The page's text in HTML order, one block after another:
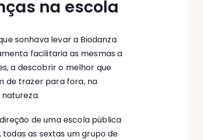
na escola
sonhava levar a Biodanza
facilitaria as mesmas a
a descobrir o melhor que
de trazer para fora, na
de uma escola pública
as sextas um grupo de